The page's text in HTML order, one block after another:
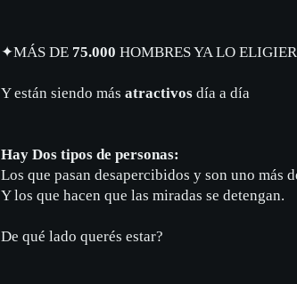
✦MÁS DE 75.000 HOMBRES YA LO
Y están siendo más atractivos día a día
Hay Dos tipos de personas:
Los que pasan desapercibidos y son uno más
Y los que hacen que las miradas se detengan.
De qué lado querés estar?